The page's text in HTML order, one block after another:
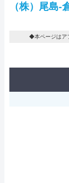
（株）尾島-
◆本ページはア